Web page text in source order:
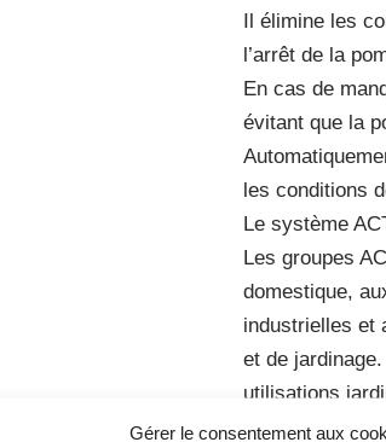
Gérer le consentement aux
Il élimine les
l’arrêt de la
En cas de
évitant que la
les conditions
Le système
Les groupes
domestique,
industrielles et
et de
utilisations
pluie (voir